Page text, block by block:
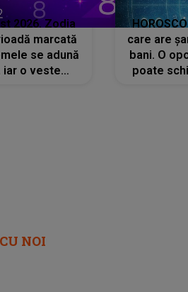
2026. Zodia
marcată
se adună
iar o veste
care are
bani. O
poate
NOI